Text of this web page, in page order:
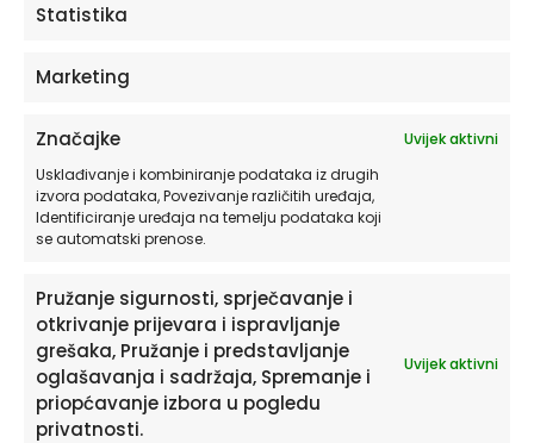
Statistika
Marketing
Značajke
Uvijek aktivni
Usklađivanje i kombiniranje podataka iz drugih
izvora podataka, Povezivanje različitih uređaja,
Identificiranje uređaja na temelju podataka koji
se automatski prenose.
Pružanje sigurnosti, sprječavanje i
otkrivanje prijevara i ispravljanje
grešaka, Pružanje i predstavljanje
oglašavanja i sadržaja, Spremanje i
priopćavanje izbora u pogledu
privatnosti.
Uvijek aktivni
Pretplatite se na naš Newsletter
Želite primati savjete i zanimljivosti o uređenju doma te
informacije o novim proizvodima i pogodnostima?